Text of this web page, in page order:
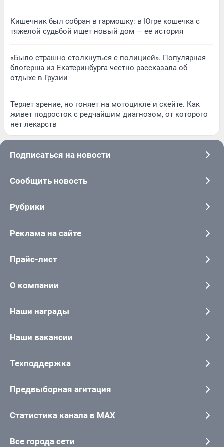
Кишечник был собран в гармошку: в Югре кошечка с
тяжелой судьбой ищет новый дом — ее история
«Было страшно столкнуться с полицией». Популярная
блогерша из Екатеринбурга честно рассказала об
отдыхе в Грузии
Теряет зрение, но гоняет на мотоцикле и скейте. Как
живет подросток с редчайшим диагнозом, от которого
нет лекарств
Подписаться на новости
Сообщить новость
Рубрики
Реклама на сайте
Прайс-лист
О компании
Наши награды
Наши вакансии
Техподдержка
Предвыборная агитация
Статистика канала в MAX
Все города сети